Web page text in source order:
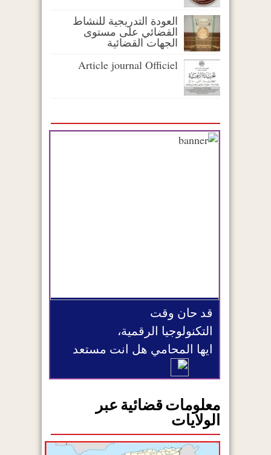
العودة التدريجية للنشاط
القضائي على مستوى
الجهات القضائية
Article journal Officiel
قد حان وقت
التكنولوجيا الرقمية،
ايها المحامي هل انت مستعد
معلومات قضائية عبر
الولايات